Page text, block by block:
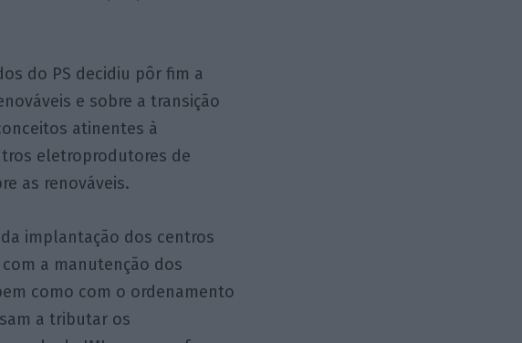
do PS decidiu pôr fim a
e sobre a transição
atinentes à
eletroprodutores de
as renováveis.
implantação dos centros
a manutenção dos
como com o ordenamento
a tributar os